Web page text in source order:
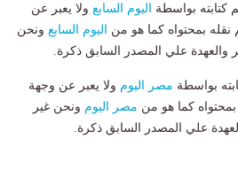
كتابته بواسطة اليوم السابع ولا يعبر عن
نقله بمحتواه كما هو من اليوم السابع ونحن
علي المصدر السابق ذكرة.
بواسطة مصر اليوم ولا يعبر عن وجهة
بمحتواه كما هو من مصر اليوم ونحن غير
علي المصدر السابق ذكرة.